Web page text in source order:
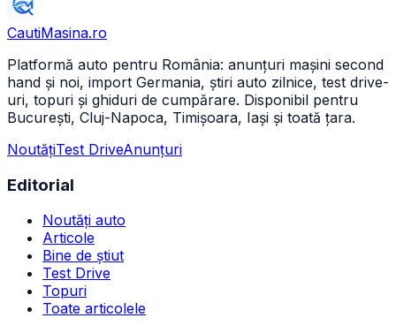
CautiMasina.ro
Platformă auto pentru România: anunțuri mașini second
hand și noi, import Germania, știri auto zilnice, test drive-
uri, topuri și ghiduri de cumpărare. Disponibil pentru
București, Cluj-Napoca, Timișoara, Iași și toată țara.
NoutățiTest DriveAnunțuri
Editorial
Noutăți auto
Articole
Bine de știut
Test Drive
Topuri
Toate articolele